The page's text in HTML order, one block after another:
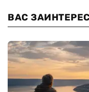
ВАС